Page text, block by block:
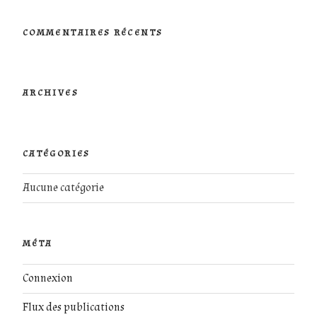
COMMENTAIRES RÉCENTS
ARCHIVES
CATÉGORIES
Aucune catégorie
MÉTA
Connexion
Flux des publications